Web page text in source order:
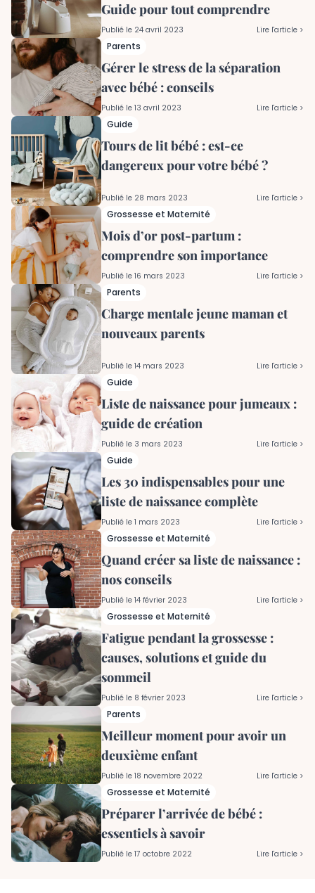
Guide pour tout comprendre
Publié le 24 avril 2023 Lire l'article >
Parents
Gérer le stress de la séparation
avec bébé : conseils
Publié le 13 avril 2023 Lire l'article >
Guide
Tours de lit bébé : est-ce
dangereux pour votre bébé ?
Publié le 28 mars 2023 Lire l'article >
Grossesse et Maternité
Mois d’or post-partum :
comprendre son importance
Publié le 16 mars 2023 Lire l'article >
Parents
Charge mentale jeune maman et
nouveaux parents
Publié le 14 mars 2023 Lire l'article >
Guide
Liste de naissance pour jumeaux :
guide de création
Publié le 3 mars 2023 Lire l'article >
Guide
Les 30 indispensables pour une
liste de naissance complète
Publié le 1 mars 2023 Lire l'article >
Grossesse et Maternité
Quand créer sa liste de naissance :
nos conseils
Publié le 14 février 2023 Lire l'article >
Grossesse et Maternité
Fatigue pendant la grossesse :
causes, solutions et guide du
sommeil
Publié le 8 février 2023 Lire l'article >
Parents
Meilleur moment pour avoir un
deuxième enfant
Publié le 18 novembre 2022 Lire l'article >
Grossesse et Maternité
Préparer l’arrivée de bébé :
essentiels à savoir
Publié le 17 octobre 2022 Lire l'article >